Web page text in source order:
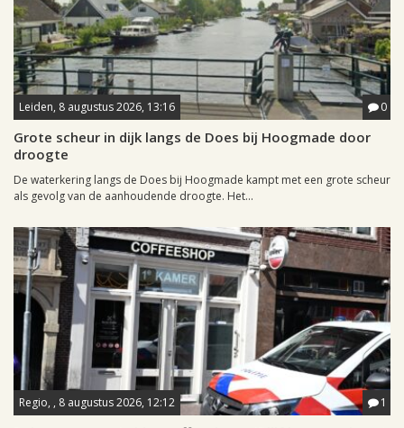
Leiden, 8 augustus 2026, 13:16 0
Grote scheur in dijk langs de Does bij Hoogmade door
droogte
De waterkering langs de Does bij Hoogmade kampt met een grote scheur
als gevolg van de aanhoudende droogte. Het...
Regio, , 8 augustus 2026, 12:12 1